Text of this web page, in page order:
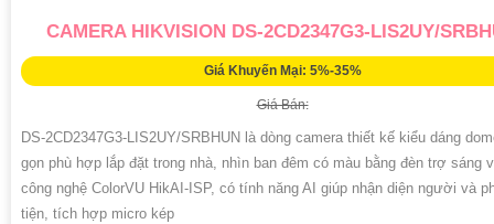
CAMERA HIKVISION DS-2CD2347G3-LIS2UY/
Giá Khuyến Mại: 5%-35%
Giá Bán:
DS-2CD2347G3-LIS2UY/SRBHUN là dòng camera thiết kế kiểu dáng
gọn phù hợp lắp đặt trong nhà, nhìn ban đêm có màu bằng đèn trợ sáng
công nghệ ColorVU HikAI-ISP, có tính năng AI giúp nhận diện người và
tiện, tích hợp micro kép